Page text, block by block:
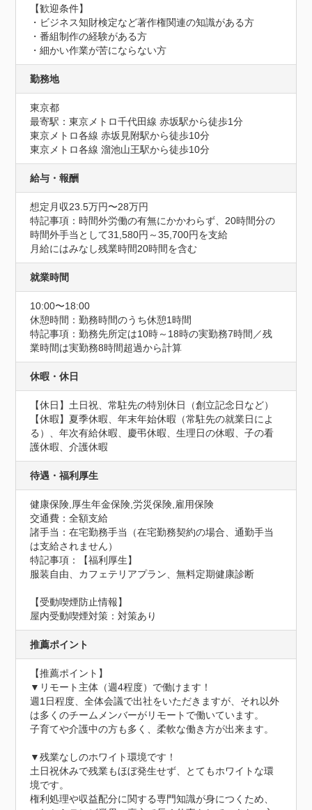
【歓迎条件】
・ビジネス知財検定など著作権関連の知識がある方
・番組制作の経験がある方
・細かい作業が苦にならない方
勤務地
東京都
最寄駅：東京メトロ千代田線 赤坂駅から徒歩1分
東京メトロ各線 赤坂見附駅から徒歩10分
東京メトロ各線 溜池山王駅から徒歩10分
給与・報酬
想定月収23.5万円〜28万円
特記事項：時間外労働の有無にかかわらず、20時間分の
時間外手当として31,580円～35,700円を支給
月給にはみなし残業時間20時間を含む
就業時間
10:00〜18:00
休憩時間：勤務時間のうち休憩1時間
特記事項：勤務先所定は10時～18時の実勤務7時間／残
業時間は実勤務8時間超過から計算
休暇・休日
【休日】土日祝、常駐先の特別休日（創立記念日など）
【休暇】夏季休暇、年末年始休暇（常駐先の就業日によ
る）、年次有給休暇、慶弔休暇、生理日の休暇、子の看
護休暇、介護休暇
待遇・福利厚生
健康保険,厚生年金保険,労災保険,雇用保険
交通費：全額支給
諸手当：在宅勤務手当（在宅勤務契約の場合、通勤手当
は支給されません）
特記事項：【福利厚生】
服装自由、カフェテリアプラン、無料定期健康診断
【受動喫煙防止情報】
屋内受動喫煙対策：対策あり
推薦ポイント
【推薦ポイント】
▼リモート主体（週4程度）で働けます！
週1日程度、全体会議で出社をいただきますが、それ以外
は多くのチームメンバーがリモートで働いています。
子育てや介護中の方も多く、柔軟な働き方が出来ます。
▼残業なしのホワイト環境です！
土日祝休みで残業もほぼ発生せず、とてもホワイトな環
境です。
権利処理や収益配分に関する専門知識が身につくため、